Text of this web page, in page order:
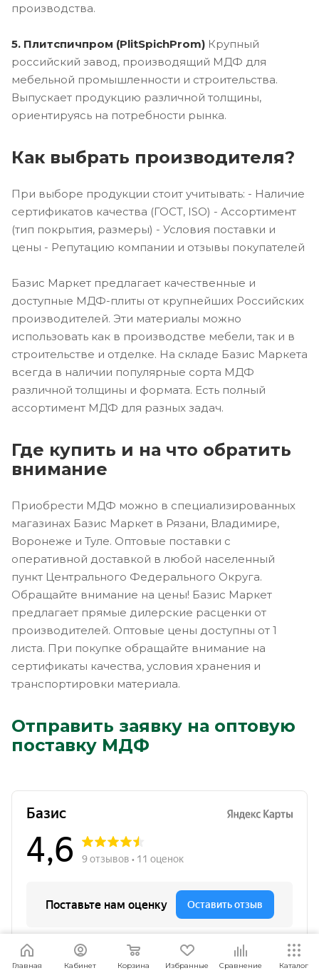
производства.
5. Плитспичпром (PlitSpichProm) Крупный
российский завод, производящий МДФ для
мебельной промышленности и строительства.
Выпускает продукцию различной толщины,
ориентируясь на потребности рынка.
Как выбрать производителя?
При выборе продукции стоит учитывать: - Наличие
сертификатов качества (ГОСТ, ISO) - Ассортимент
(тип покрытия, размеры) - Условия поставки и
цены - Репутацию компании и отзывы покупателей
Базис Маркет предлагает качественные и
доступные МДФ-плиты от крупнейших Российских
производителей. Эти материалы можно
использовать как в производстве мебели, так и в
строительстве и отделке. На складе Базис Маркета
всегда в наличии популярные сорта МДФ
различной толщины и формата. Есть полный
ассортимент МДФ для разных задач.
Где купить и на что обратить
внимание
Приобрести МДФ можно в специализированных
магазинах Базис Маркет в Рязани, Владимире,
Воронеже и Туле. Оптовые поставки с
оперативной доставкой в любой населенный
пункт Центрального Федерального Округа.
Обращайте внимание на цены! Базис Маркет
предлагает прямые дилерские расценки от
производителей. Оптовые цены доступны от 1
листа. При покупке обращайте внимание на
сертификаты качества, условия хранения и
транспортировки материала.
Отправить заявку на оптовую
поставку МДФ
Главная Кабинет Корзина Избранные Сравнение Каталог
Мы используем файлы cookie. Подробнее Я согласен